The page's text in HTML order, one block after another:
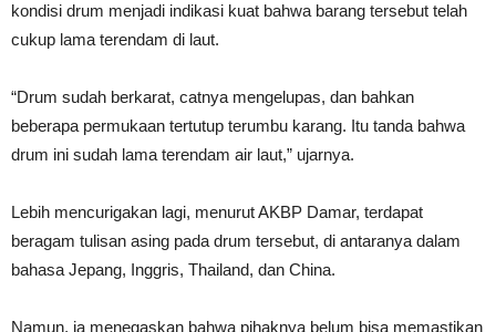
kondisi drum menjadi indikasi kuat bahwa barang tersebut telah
cukup lama terendam di laut.
“Drum sudah berkarat, catnya mengelupas, dan bahkan
beberapa permukaan tertutup terumbu karang. Itu tanda bahwa
drum ini sudah lama terendam air laut,” ujarnya.
Lebih mencurigakan lagi, menurut AKBP Damar, terdapat
beragam tulisan asing pada drum tersebut, di antaranya dalam
bahasa Jepang, Inggris, Thailand, dan China.
Namun, ia menegaskan bahwa pihaknya belum bisa memastikan